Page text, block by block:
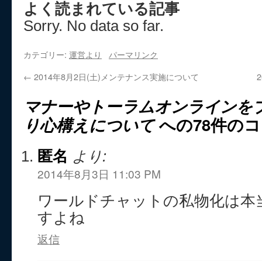
よく読まれている記事
Sorry. No data so far.
カテゴリー: 運営より
パーマリンク
← 2014年8月2日(土)メンテナンス実施について
マナーやトーラムオンラインを
り心構えについてへの78件の
匿名 より:
2014年8月3日 11:03 PM
ワールドチャットの私物化は
すよね
返信